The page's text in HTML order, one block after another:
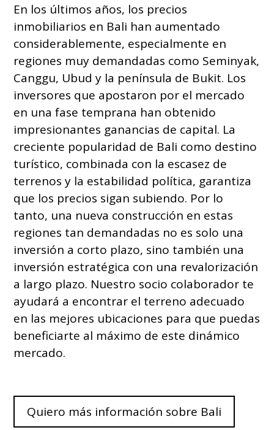
En los últimos años, los precios
inmobiliarios en Bali han aumentado
considerablemente, especialmente en
regiones muy demandadas como Seminyak,
Canggu, Ubud y la península de Bukit. Los
inversores que apostaron por el mercado
en una fase temprana han obtenido
impresionantes ganancias de capital. La
creciente popularidad de Bali como destino
turístico, combinada con la escasez de
terrenos y la estabilidad política, garantiza
que los precios sigan subiendo. Por lo
tanto, una nueva construcción en estas
regiones tan demandadas no es solo una
inversión a corto plazo, sino también una
inversión estratégica con una revalorización
a largo plazo. Nuestro socio colaborador te
ayudará a encontrar el terreno adecuado
en las mejores ubicaciones para que puedas
beneficiarte al máximo de este dinámico
mercado.
Quiero más información sobre Bali